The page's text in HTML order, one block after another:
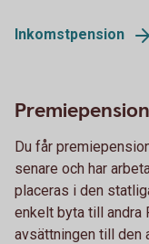
Inkomstpension
Du får
senare och har
placeras i den
enkelt byta till andra
avsättningen till den